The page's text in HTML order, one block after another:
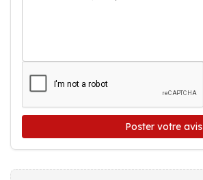
Poster votre avis